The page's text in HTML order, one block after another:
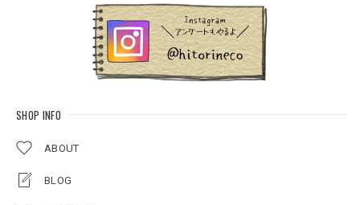
SHOP INFO
ABOUT
BLOG